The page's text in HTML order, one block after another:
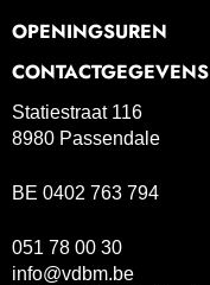
OPENINGSUREN
CONTACTGEGEVENS
Statiestraat 116
8980 Passendale
BE 0402 763 794
051 78 00 30
info@vdbm.be